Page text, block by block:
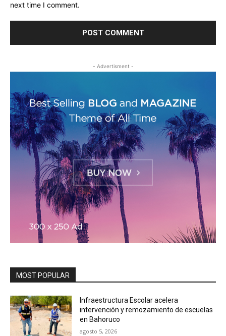
next time I comment.
- Advertisment -
MOST POPULAR
Infraestructura Escolar acelera
intervención y remozamiento de escuelas
en Bahoruco
agosto 5, 2026